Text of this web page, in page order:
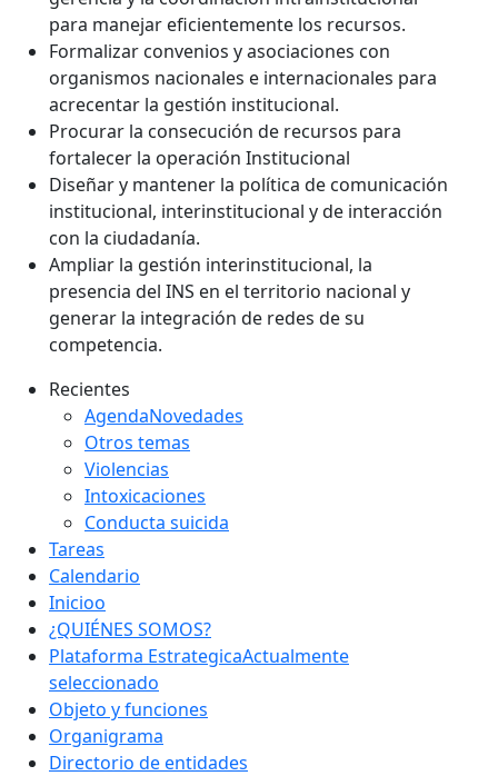
para manejar eficientemente los recursos.
Formalizar convenios y asociaciones con
organismos nacionales e internacionales para
acrecentar la gestión institucional.
Procurar la consecución de recursos para
fortalecer la operación Institucional
Diseñar y mantener la política de comunicación
institucional, interinstitucional y de interacción
con la ciudadanía.
Ampliar la gestión interinstitucional, la
presencia del INS en el territorio nacional y
generar la integración de redes de su
competencia.
Recientes
AgendaNovedades
Otros temas
Violencias
Intoxicaciones
Conducta suicida
Tareas
Calendario
Inicioo
¿QUIÉNES SOMOS?
Plataforma EstrategicaActualmente
seleccionado
Objeto y funciones
Organigrama
Directorio de entidades